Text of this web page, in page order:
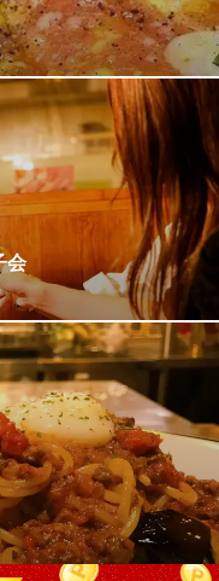
ア料理と本格エスプレ
の食堂をモチーフにし
意しております。
会
“コストパフォーマンス
きをはじめ、チュロス
べるのが嬉しいポイン
にやさしいから安心。
クを楽しんでみません